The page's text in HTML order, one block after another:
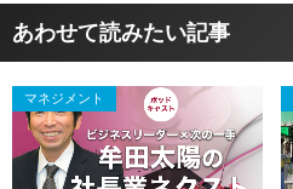
あわせて読みたい記事
マネジメント